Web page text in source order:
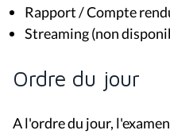
Rapport / Compte
Streaming (non
Ordre du jour
A l'ordre du jour,